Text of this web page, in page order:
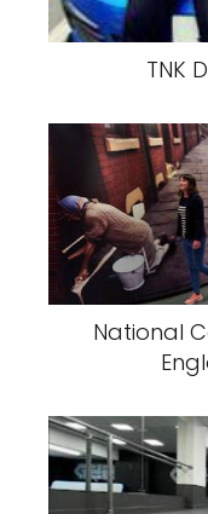
TNK
National